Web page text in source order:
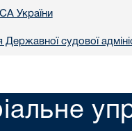
України
Державної судової